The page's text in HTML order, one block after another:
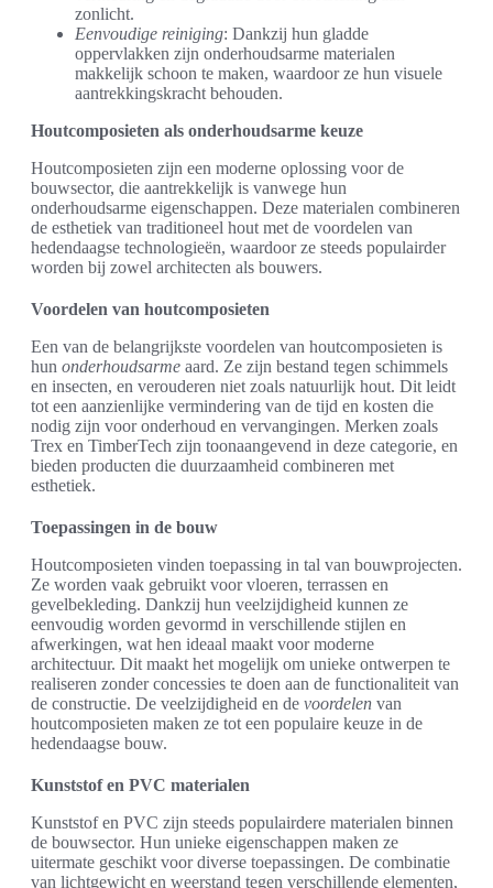
zonlicht.
Eenvoudige reiniging: Dankzij hun gladde
oppervlakken zijn onderhoudsarme materialen
makkelijk schoon te maken, waardoor ze hun visuele
aantrekkingskracht behouden.
Houtcomposieten als onderhoudsarme keuze
Houtcomposieten zijn een moderne oplossing voor de
bouwsector, die aantrekkelijk is vanwege hun
onderhoudsarme eigenschappen. Deze materialen combineren
de esthetiek van traditioneel hout met de voordelen van
hedendaagse technologieën, waardoor ze steeds populairder
worden bij zowel architecten als bouwers.
Voordelen van houtcomposieten
Een van de belangrijkste voordelen van houtcomposieten is
hun onderhoudsarme aard. Ze zijn bestand tegen schimmels
en insecten, en verouderen niet zoals natuurlijk hout. Dit leidt
tot een aanzienlijke vermindering van de tijd en kosten die
nodig zijn voor onderhoud en vervangingen. Merken zoals
Trex en TimberTech zijn toonaangevend in deze categorie, en
bieden producten die duurzaamheid combineren met
esthetiek.
Toepassingen in de bouw
Houtcomposieten vinden toepassing in tal van bouwprojecten.
Ze worden vaak gebruikt voor vloeren, terrassen en
gevelbekleding. Dankzij hun veelzijdigheid kunnen ze
eenvoudig worden gevormd in verschillende stijlen en
afwerkingen, wat hen ideaal maakt voor moderne
architectuur. Dit maakt het mogelijk om unieke ontwerpen te
realiseren zonder concessies te doen aan de functionaliteit van
de constructie. De veelzijdigheid en de voordelen van
houtcomposieten maken ze tot een populaire keuze in de
hedendaagse bouw.
Kunststof en PVC materialen
Kunststof en PVC zijn steeds populairdere materialen binnen
de bouwsector. Hun unieke eigenschappen maken ze
uitermate geschikt voor diverse toepassingen. De combinatie
van lichtgewicht en weerstand tegen verschillende elementen,